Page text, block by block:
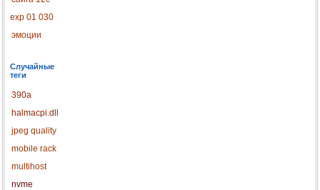
exp 01 030
эмоции
Случайные
теги
390a
halmacpi.dll
jpeg quality
mobile rack
multihost
nvme